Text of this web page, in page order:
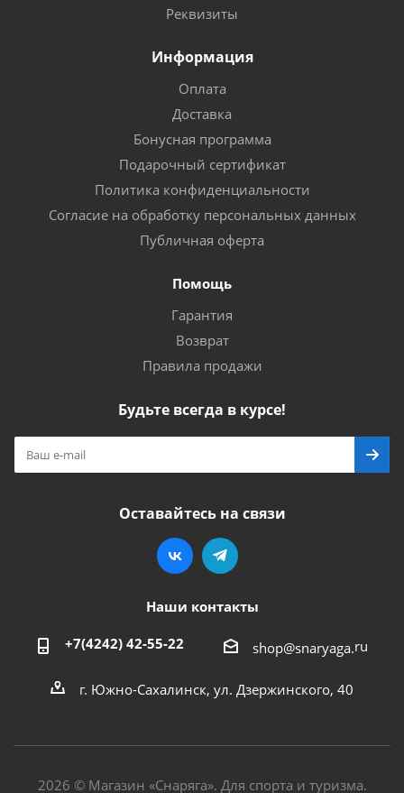
Реквизиты
Информация
Оплата
Доставка
Бонусная программа
Подарочный сертификат
Политика конфиденциальности
Согласие на обработку персональных данных
Публичная оферта
Помощь
Гарантия
Возврат
Правила продажи
Будьте всегда в курсе!
Оставайтесь на связи
Наши контакты
+7(4242) 42-55-22 shop@snaryaga.ru
г. Южно-Сахалинск, ул. Дзержинского, 40
2026 © Магазин «Снаряга». Для спорта и туризма.